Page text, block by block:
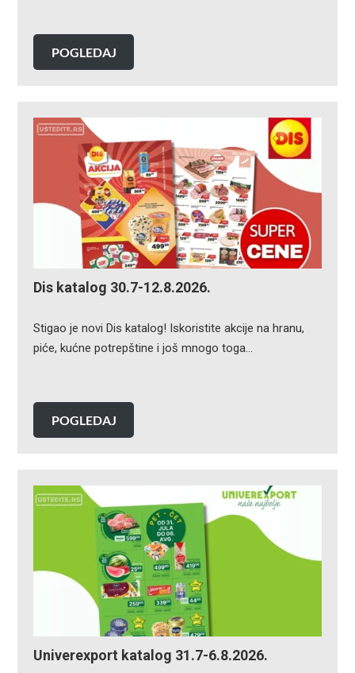
POGLEDAJ
Dis katalog 30.7-12.8.2026.
Stigao je novi Dis katalog! Iskoristite akcije na hranu,
piće, kućne potrepštine i još mnogo toga…
POGLEDAJ
Univerexport katalog 31.7-6.8.2026.